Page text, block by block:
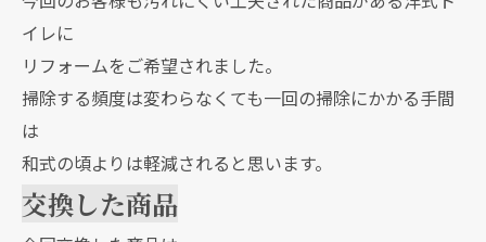
イレに
リフォームをご希望されました。
掃除する頻度は変わらなくても一回の掃除にかかる手間
は
和式の頃よりは軽減されると思います。
交換した商品